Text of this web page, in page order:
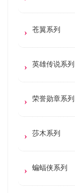
苍翼系列
英雄传说系列
荣誉勋章系列
莎木系列
蝙蝠侠系列